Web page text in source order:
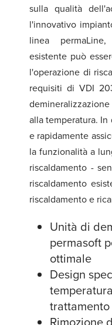
sulla qualità
l'innovativo
linea
esistente può
l'operazione di
requisiti di VDI
alla temperatura.
e rapidamente
la funzionalità a
riscaldamento -
riscaldamento
riscaldamento e
Unità di
permasoft
ottimale
Design